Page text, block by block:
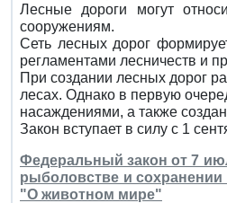
Лесные дороги могут
сооружениям.
Сеть лесных дорог
регламентами лесничеств и
При создании лесных дорог
лесах. Однако в первую
насаждениями, а также
Закон вступает в силу с 1
Федеральный закон от 7
рыболовстве и
"О животном мире"